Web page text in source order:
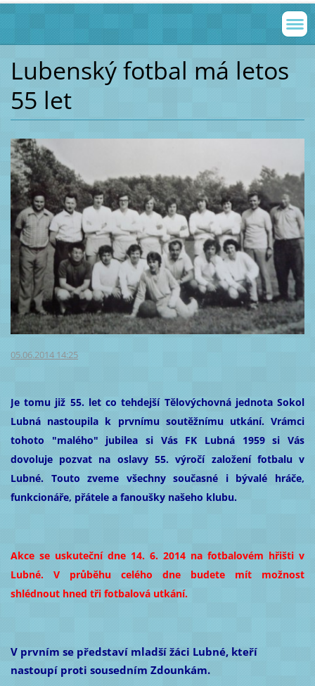
Lubenský fotbal má letos
55 let
05.06.2014 14:25
Je tomu již 55. let co tehdejší Tělovýchovná jednota Sokol
Lubná nastoupila k prvnímu soutěžnímu utkání. Vrámci
tohoto "malého" jubilea si Vás FK Lubná 1959 si Vás
dovoluje pozvat na oslavy 55. výročí založení fotbalu v
Lubné. Touto zveme všechny současné i bývalé hráče,
funkcionáře, přátele a fanoušky našeho klubu.
Akce se uskuteční dne 14. 6. 2014 na fotbalovém hřišti v
Lubné. V průběhu celého dne budete mít možnost
shlédnout hned tři fotbalová utkání.
V prvním se představí mladší žáci Lubné, kteří
nastoupí proti sousedním Zdounkám.